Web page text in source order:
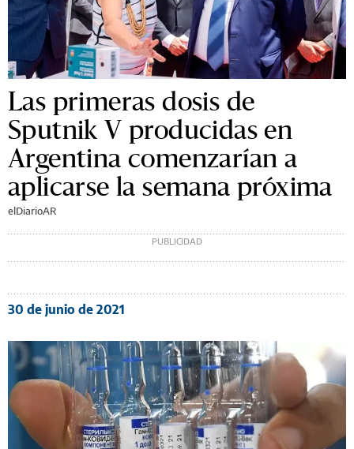
Las primeras dosis de
Sputnik V producidas en
Argentina comenzarían a
aplicarse la semana próxima
elDiarioAR
30 de junio de 2021